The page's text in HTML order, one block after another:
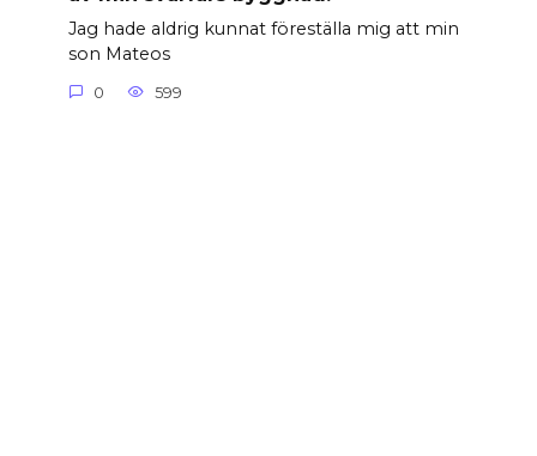
Jag hade aldrig kunnat föreställa mig att min
son Mateos
0 599